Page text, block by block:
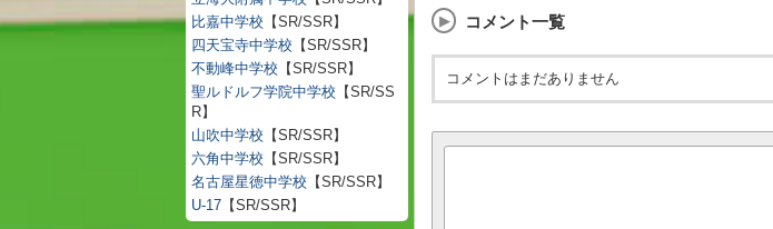
比嘉中学校 【SR/SSR】
四天宝寺中学校 【SR/SSR】
不動峰中学校 【SR/SSR】
聖ルドルフ学院中学校 【SR/SS
R】
山吹中学校 【SR/SSR】
六角中学校 【SR/SSR】
名古屋星徳中学校 【SR/SSR】
U-17 【SR/SSR】
コメント一覧
コメントはまだありません